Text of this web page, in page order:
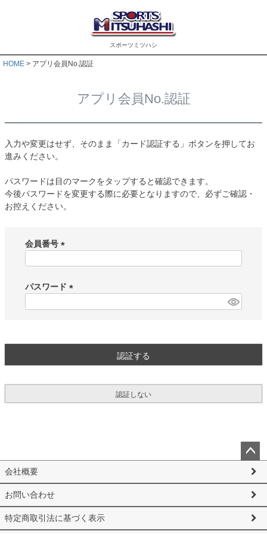
スポーツミツハシ
HOME アプリ会員No.認証
アプリ会員No.認証
入力や変更はせず、そのまま「カード認証する」ボタンを押してお
進みください。
パスワードは目のマークをタップすると確認できます。
今後パスワードを変更する際に必要となりますので、必ずご確認・
お控えください。
会員番号
須
)
パスワード
認証する
認証しない
ペー
ップ
へ
会社概要
お問い合わせ
特定商取引法に基づく表示